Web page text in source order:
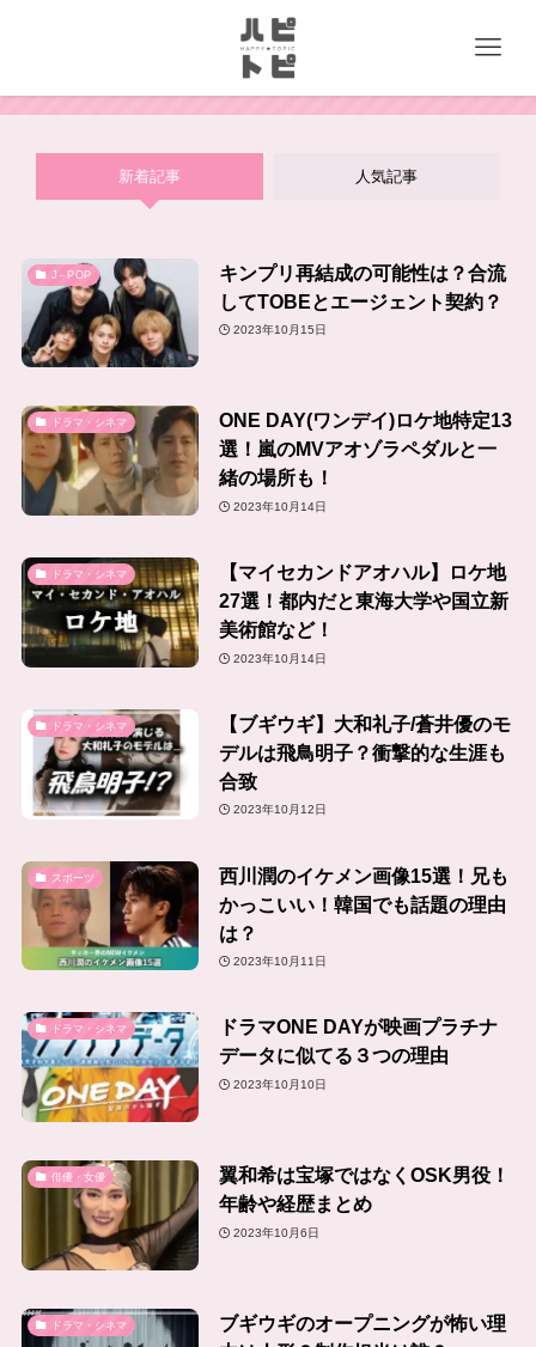
新着記事 人気記事
J－POP
キンプリ再結成の可能性は？合流
してTOBEとエージェント契約？
2023年10月15日
ドラマ・シネマ
ONE DAY(ワンデイ)ロケ地特定13
選！嵐のMVアオゾラペダルと一
緒の場所も！
2023年10月14日
ドラマ・シネマ
【マイセカンドアオハル】ロケ地
27選！都内だと東海大学や国立新
美術館など！
2023年10月14日
ドラマ・シネマ
【ブギウギ】大和礼子/蒼井優のモ
デルは飛鳥明子？衝撃的な生涯も
合致
2023年10月12日
スポーツ
西川潤のイケメン画像15選！兄も
かっこいい！韓国でも話題の理由
は？
2023年10月11日
ドラマ・シネマ
ドラマONE DAYが映画プラチナ
データに似てる３つの理由
2023年10月10日
俳優・女優
翼和希は宝塚ではなくOSK男役！
年齢や経歴まとめ
2023年10月6日
ドラマ・シネマ
ブギウギのオープニングが怖い理